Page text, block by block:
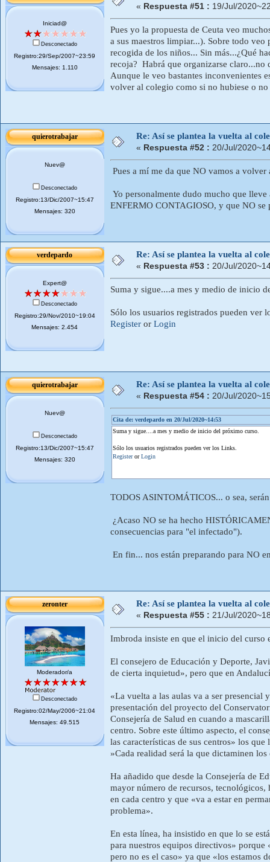
Iniciad@
Desconectado
Registro:29/Sep/2007~23:59
Mensajes: 1.110
« Respuesta #51 : 19/Jul/
Pues yo la propuesta de Ceuta veo
a sus maestros limpiar...). Sobre todo
recogida de los niños... Sin más...¿Qué
recoja? Habrá que organizarse claro...no
Aunque le veo bastantes inconvenientes
volver al colegio como si no hubiese o no
quierotrabajar
Nuev@
Desconectado
Registro:13/Dic/2007~15:47
Mensajes: 320
Re: Así se plantea la vuelta al
« Respuesta #52 : 20/Jul/
Pues a mí me da que NO vamos a
Yo personalmente dudo mucho que
ENFERMO CONTAGIOSO, y que NO se
verdepardo
Expert@
Desconectado
Registro:29/Nov/2010~19:04
Mensajes: 2.454
Re: Así se plantea la vuelta al
« Respuesta #53 : 20/Jul/
Suma y sigue....a mes y medio de inicio
Sólo los usuarios registrados pueden ver
Register or Login
quierotrabajar
Nuev@
Desconectado
Registro:13/Dic/2007~15:47
Mensajes: 320
Re: Así se plantea la vuelta al
« Respuesta #54 : 20/Jul/
Cita de: verdepardo en 20/Jul/2020~14:53
Suma y sigue....a mes y medio de inicio del próximo curso.
Sólo los usuarios registrados pueden ver los Links.
RegisterorLogin
TODOS ASINTOMÁTICOS... o sea,
¿Acaso NO se ha hecho
consecuencias para "el infectado").
En fin... nos están preparando para NO
zeronter
Moderador/a
Desconectado
Registro:02/May/2006~21:04
Mensajes: 49.515
Re: Así se plantea la vuelta al
« Respuesta #55 : 21/Jul/
Imbroda insiste en que el inicio del curso
El consejero de Educación y Deporte,
de cierta inquietud», pero que en
«La vuelta a las aulas va a ser
presentación del proyecto del
Consejería de Salud en cuando a
centro. Sobre este último aspecto, el
las características de sus centros» los
»Cada realidad será la que dictaminen
Ha añadido que desde la Consejería de
mayor número de recursos,
en cada centro y que «va a estar en
problema».
En esta línea, ha insistido en que lo se
para nuestros equipos directivos» porque
pero no es el caso» ya que «los estamos